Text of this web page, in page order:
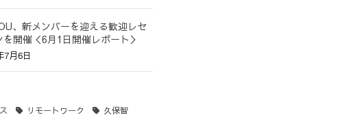
、新メンバーを迎える歓迎レセ
を開催＜6月1日開催レポート＞
月6日
リモートワーク
久保智